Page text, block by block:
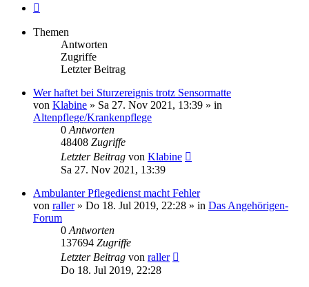
Themen
Antworten
Zugriffe
Letzter Beitrag
Wer haftet bei Sturzereignis trotz Sensormatte
von Klabine » Sa 27. Nov 2021, 13:39 » in
Altenpflege/Krankenpflege
0 Antworten
48408 Zugriffe
Letzter Beitrag von Klabine
Sa 27. Nov 2021, 13:39
Ambulanter Pflegedienst macht Fehler
von raller» Do 18. Jul 2019, 22:28 » in Das Angehörigen-
Forum
0 Antworten
137694 Zugriffe
Letzter Beitrag von raller
Do 18. Jul 2019, 22:28